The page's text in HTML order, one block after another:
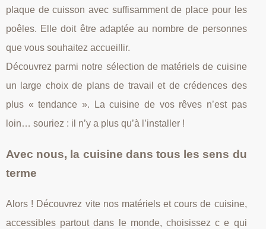
plaque de cuisson avec suffisamment de place pour les
poêles. Elle doit être adaptée au nombre de personnes
que vous souhaitez accueillir.
Découvrez parmi notre sélection de matériels de cuisine
un large choix de plans de travail et de crédences des
plus « tendance ». La cuisine de vos rêves n’est pas
loin… souriez : il n’y a plus qu’à l’installer !
Avec nous, la cuisine dans tous les sens du
terme
Alors ! Découvrez vite nos matériels et cours de cuisine,
accessibles partout dans le monde, choisissez c e qui